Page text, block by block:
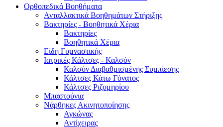
Ορθοπεδικά Βοηθήματα
Ανταλλακτικά Βοηθημάτων Στήριξης
Βακτηρίες - Βοηθητικά Χέρια
Βακτηρίες
Βοηθητικά Χέρια
Είδη Γυμναστικής
Ιατρικές Κάλτσες - Καλσόν
Καλσόν Διαβαθμισμένης Συμπίεσης
Κάλτσες Κάτω Γόνατος
Κάλτσες Ριζομηρίου
Μπαστούνια
Νάρθηκες Ακινητοποίησης
Αγκώνας
Αντίχειρας